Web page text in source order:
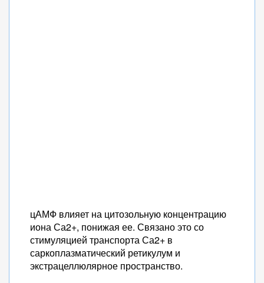
цАМФ влияет на цитозольную концентрацию
иона Са2+, понижая ее. Связано это со
стимуляцией транспорта Са2+ в
саркоплазматический ретикулум и
экстрацеллюлярное пространство.